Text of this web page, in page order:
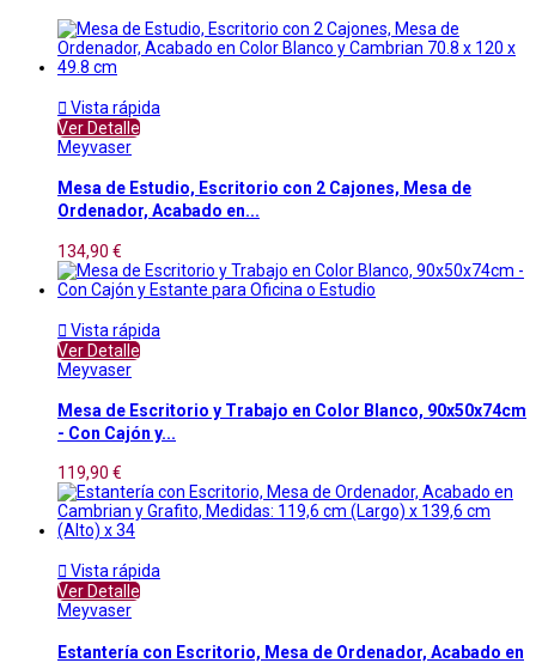
 Vista rápida
Ver Detalle
Meyvaser
Mesa de Estudio, Escritorio con 2 Cajones, Mesa de
Ordenador, Acabado en...
134,90 €
 Vista rápida
Ver Detalle
Meyvaser
Mesa de Escritorio y Trabajo en Color Blanco, 90x50x74cm
- Con Cajón y...
119,90 €
 Vista rápida
Ver Detalle
Meyvaser
Estantería con Escritorio, Mesa de Ordenador, Acabado en